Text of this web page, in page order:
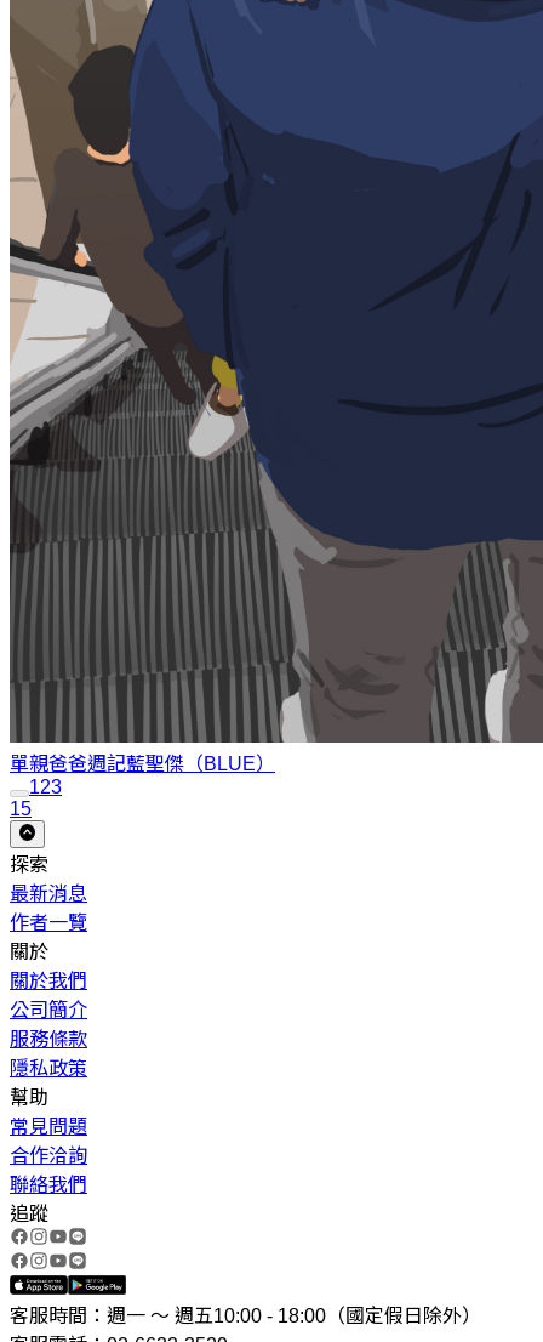
單親爸爸週記藍聖傑（BLUE）
123
15
探索
最新消息
作者一覽
關於
關於我們
公司簡介
服務條款
隱私政策
幫助
常見問題
合作洽詢
聯絡我們
追蹤
客服時間：週一 ～ 週五10:00 - 18:00（國定假日除外）